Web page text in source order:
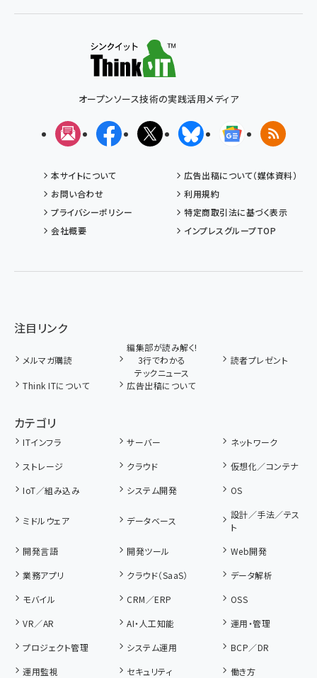
オープンソース技術の実践活用メディア
メルマガFacebookX(エックス)BlueskyGoogleニュ
RSS
本サイトについて
広告出稿について（媒体資料）
お問い合わせ
利用規約
プライバシーポリシー
特定商取引法に基づく表示
会社概要
インプレスグループTOP
注目リンク
メルマガ購読
編集部が読み解く!
3行でわかる
テックニュース
読者プレゼント
Think ITについて 広告出稿について
カテゴリ
ITインフラ サーバー
ネットワーク
ストレージ
クラウド
仮想化／コンテナ
IoT／組み込み
システム開発 OS
ミドルウェア データベース
設計／手法／テス
ト
開発言語
開発ツール
Web開発
業務アプリ
クラウド（SaaS）
データ解析
モバイル
CRM／ERP
OSS
VR／AR
AI・人工知能
運用・管理
プロジェクト管理
システム運用
BCP／DR
運用監視
セキュリティ 働き方